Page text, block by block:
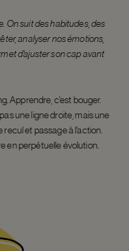
On suit des habitudes, des
analyser nos émotions,
d’ajuster son cap avant
Apprendre, c’est bouger.
une ligne droite, mais une
et passage à l’action.
en perpétuelle évolution.